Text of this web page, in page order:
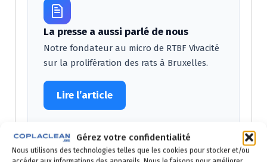
Gérez votre confidentialité
Nous utilisons des technologies telles que les cookies pour stocker et/ou
La presse a aussi parlé de nous
Notre fondateur au micro de RTBF Vivacité
sur la prolifération des rats à Bruxelles.
Lire l’article